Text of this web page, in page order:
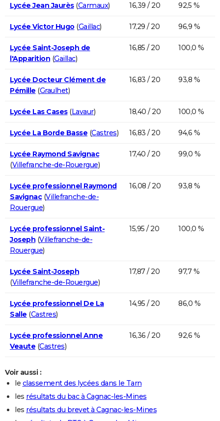
Lycée Jean Jaurès(Carmaux) 16,39 / 20 92,5 %
Lycée Victor Hugo (Gaillac) 17,29 / 20 96,9 %
Lycée Saint-Joseph de
l'Apparition (Gaillac)
16,85 / 20 100,0 %
Lycée Docteur Clément de
Pémille (Graulhet)
16,83 / 20 93,8 %
Lycée Las Cases(Lavaur) 18,40 / 20 100,0 %
Lycée La Borde Basse (Castres) 16,83 / 20 94,6 %
Lycée Raymond Savignac
(Villefranche-de-Rouergue)
17,40 / 20 99,0 %
Lycée professionnel Raymond
Savignac(Villefranche-de-
Rouergue)
16,08 / 20 93,8 %
Lycée professionnel Saint-
Joseph (Villefranche-de-
Rouergue)
15,95 / 20 100,0 %
Lycée Saint-Joseph
(Villefranche-de-Rouergue)
17,87 / 20 97,7 %
Lycée professionnel De La
Salle (Castres)
14,95 / 20 86,0 %
Lycée professionnel Anne
Veaute (Castres)
16,36 / 20 92,6 %
Voir aussi :
le classement des lycées dans le Tarn
les résultats du bac à Cagnac-les-Mines
les résultats du brevet à Cagnac-les-Mines